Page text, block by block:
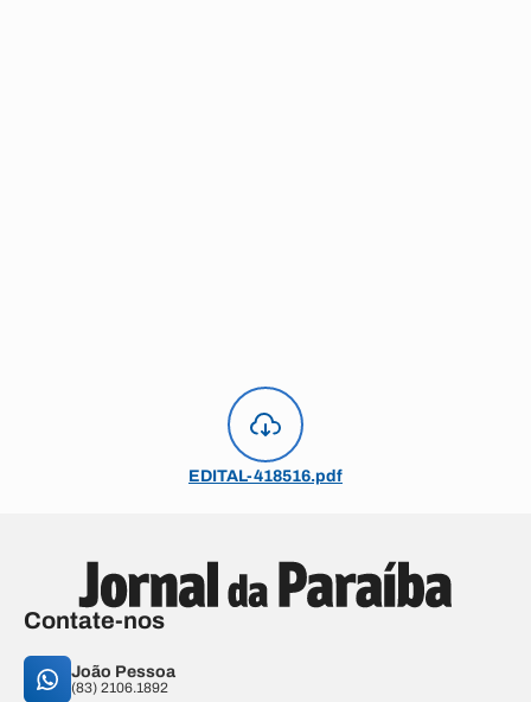
EDITAL-418516.pdf
Contate-nos
João Pessoa
(83) 2106.1892